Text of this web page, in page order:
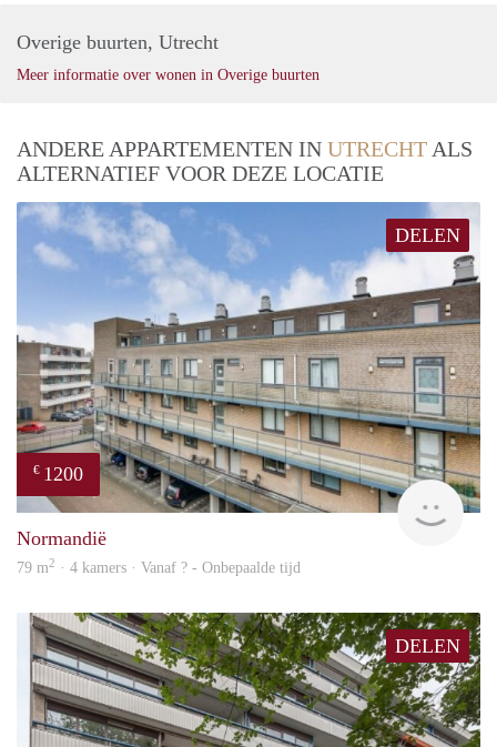
Overige buurten, Utrecht
Meer informatie over wonen in Overige buurten
ANDERE APPARTEMENTEN IN UTRECHT ALS
ALTERNATIEF VOOR DEZE LOCATIE
DELEN
€ 1200
Normandië
79 m2 · 4 kamers · Vanaf ? - Onbepaalde tijd
DELEN